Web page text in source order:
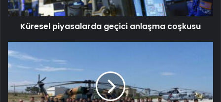
Küresel piyasalarda geçici anlaşma coşkusu